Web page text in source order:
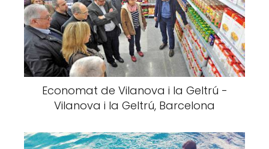
Economat de Vilanova i la Geltrú -
Vilanova i la Geltrú, Barcelona